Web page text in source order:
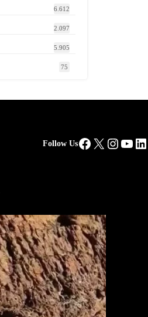
6.612
2.097
5.905
75
Follow UsFacebook
X